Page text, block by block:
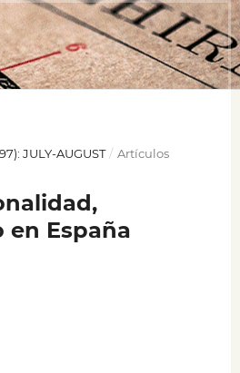
JULY-AUGUST / Artículos
en España